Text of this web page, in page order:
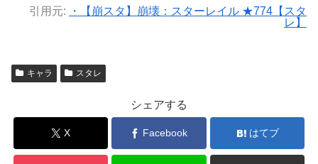
引用元:
・【崩スタ】崩壊：スターレイル ★774【スタ
レ】
キャラ スタレ
シェアする
X Facebook はてブ